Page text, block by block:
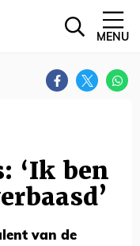
MENU
‘Ik ben
van de